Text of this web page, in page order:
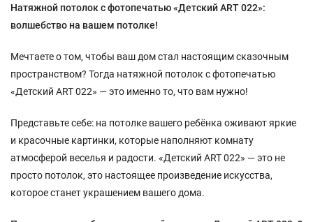
Натяжной потолок с фотопечатью «Детский ART 022»:
волшебство на вашем потолке!
Мечтаете о том, чтобы ваш дом стал настоящим сказочным
пространством? Тогда натяжной потолок с фотопечатью
«Детский ART 022» — это именно то, что вам нужно!
Представьте себе: на потолке вашего ребёнка оживают яркие
и красочные картинки, которые наполняют комнату
атмосферой веселья и радости. «Детский ART 022» — это не
просто потолок, это настоящее произведение искусства,
которое станет украшением вашего дома.